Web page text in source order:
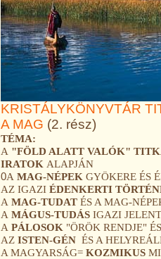
KRISTÁLYKÖNYVTÁR
A MAG (2. rész)
TÉMA:
A "FÖLD ALATT VALÓK"
IRATOK ALAPJÁN
0A MAG-NÉPEK GYÖKERE ÉS
AZ IGAZI ÉDENKERTI
A MAG-TUDAT ÉS A MAG-
A MÁGUS-TUDÁS IGAZI
A PÁLOSOK "ÖRÖK RENDJE"
AZ ISTEN-GÉN ÉS A
A MAGYARSÁG= KOZMIKUS